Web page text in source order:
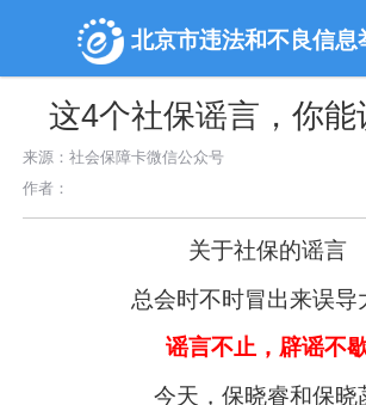
北京市违法和不良信息
这4个社保谣言，你能
来源：社会保障卡微信公众号
作者：
关于社保的谣言
总会时不时冒出来误导
谣言不止，辟谣不
今天，保晓睿和保晓